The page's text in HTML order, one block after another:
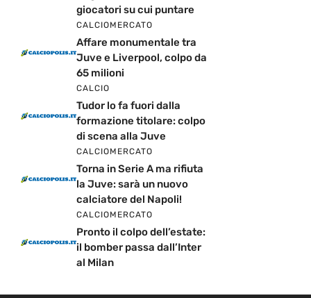
giocatori su cui puntare
CALCIOMERCATO
Affare monumentale tra
Juve e Liverpool, colpo da
65 milioni
CALCIO
Tudor lo fa fuori dalla
formazione titolare: colpo
di scena alla Juve
CALCIOMERCATO
Torna in Serie A ma rifiuta
la Juve: sarà un nuovo
calciatore del Napoli!
CALCIOMERCATO
Pronto il colpo dell’estate:
il bomber passa dall’Inter
al Milan